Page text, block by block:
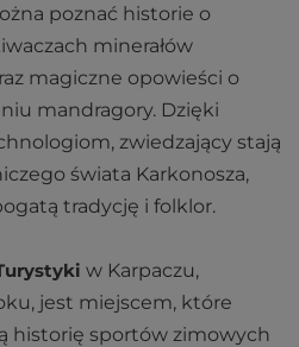
poznać historie o
minerałów
magiczne opowieści o
mandragory. Dzięki
zwiedzający stają
świata Karkonosza,
tradycję i folklor.
w Karpaczu,
jest miejscem, które
historię sportów zimowych